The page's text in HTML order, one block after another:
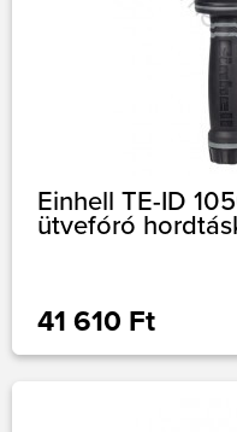
Einhell TE-ID
ütvefóró
41 610 Ft